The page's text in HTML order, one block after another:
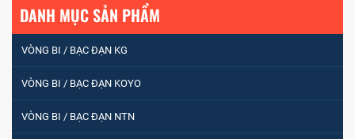
DANH MỤC SẢN PHẨM
VÒNG BI / BẠC ĐẠN KG
VÒNG BI / BẠC ĐẠN KOYO
VÒNG BI / BẠC ĐẠN NTN